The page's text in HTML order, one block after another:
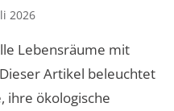
2026
Lebensräume mit
Artikel beleuchtet
ihre ökologische